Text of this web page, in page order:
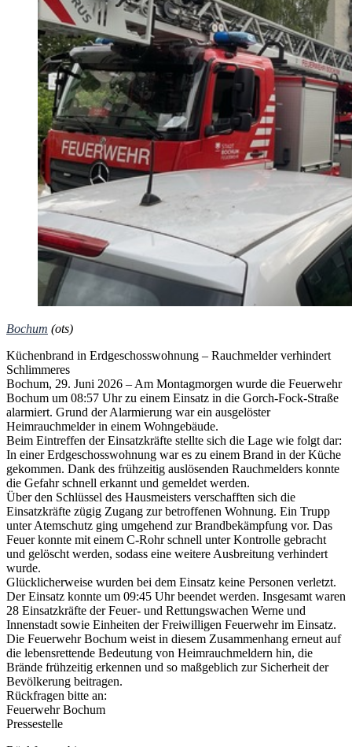
Bochum (ots)
Küchenbrand in Erdgeschosswohnung – Rauchmelder verhindert
Schlimmeres
Bochum, 29. Juni 2026 – Am Montagmorgen wurde die Feuerwehr
Bochum um 08:57 Uhr zu einem Einsatz in die Gorch-Fock-Straße
alarmiert. Grund der Alarmierung war ein ausgelöster
Heimrauchmelder in einem Wohngebäude.
Beim Eintreffen der Einsatzkräfte stellte sich die Lage wie folgt dar:
In einer Erdgeschosswohnung war es zu einem Brand in der Küche
gekommen. Dank des frühzeitig auslösenden Rauchmelders konnte
die Gefahr schnell erkannt und gemeldet werden.
Über den Schlüssel des Hausmeisters verschafften sich die
Einsatzkräfte zügig Zugang zur betroffenen Wohnung. Ein Trupp
unter Atemschutz ging umgehend zur Brandbekämpfung vor. Das
Feuer konnte mit einem C-Rohr schnell unter Kontrolle gebracht
und gelöscht werden, sodass eine weitere Ausbreitung verhindert
wurde.
Glücklicherweise wurden bei dem Einsatz keine Personen verletzt.
Der Einsatz konnte um 09:45 Uhr beendet werden. Insgesamt waren
28 Einsatzkräfte der Feuer- und Rettungswachen Werne und
Innenstadt sowie Einheiten der Freiwilligen Feuerwehr im Einsatz.
Die Feuerwehr Bochum weist in diesem Zusammenhang erneut auf
die lebensrettende Bedeutung von Heimrauchmeldern hin, die
Brände frühzeitig erkennen und so maßgeblich zur Sicherheit der
Bevölkerung beitragen.
Rückfragen bitte an:
Feuerwehr Bochum
Pressestelle